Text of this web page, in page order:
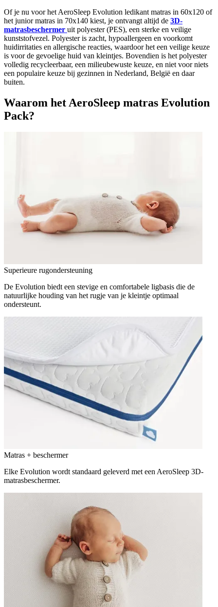
Of je nu voor het AeroSleep Evolution ledikant matras in 60x120 of
het junior matras in 70x140 kiest, je ontvangt altijd de 3D-
matrasbeschermer uit polyester (PES), een sterke en veilige
kunststofvezel. Polyester is zacht, hypoallergeen en voorkomt
huidirritaties en allergische reacties, waardoor het een veilige keuze
is voor de gevoelige huid van kleintjes. Bovendien is het polyester
volledig recycleerbaar, een milieubewuste keuze, en niet voor niets
een populaire keuze bij gezinnen in Nederland, België en daar
buiten.
Waarom het AeroSleep matras Evolution
Pack?
Superieure rugondersteuning
De Evolution biedt een stevige en comfortabele ligbasis die de
natuurlijke houding van het rugje van je kleintje optimaal
ondersteunt.
Matras + beschermer
Elke Evolution wordt standaard geleverd met een AeroSleep 3D-
matrasbeschermer.